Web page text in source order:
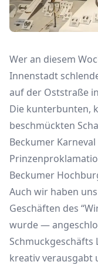
Wer an diesem
Innenstadt
auf der Oststraße
Die kunterbunten,
beschmückten
Beckumer
Beckumer
Auch wir haben
Geschäften des
wurde —
Schmuckgeschäfts
kreativ verausgabt